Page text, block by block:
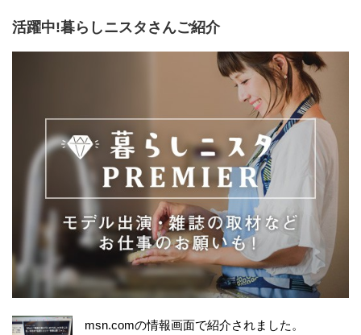
活躍中!暮らしニスタさんご紹介
msn.comの情報画面で紹介されました。